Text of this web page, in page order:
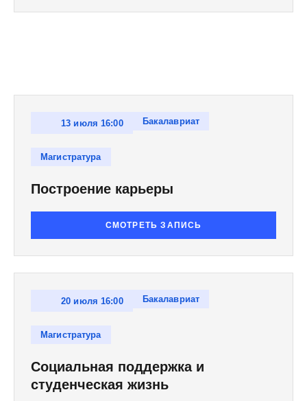
13 июля 16:00 Бакалавриат
Магистратура
Построение карьеры
СМОТРЕТЬ ЗАПИСЬ
20 июля 16:00 Бакалавриат
Магистратура
Социальная поддержка и
студенческая жизнь